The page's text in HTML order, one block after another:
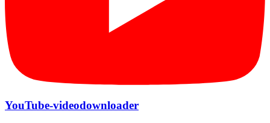
YouTube-videodownloader